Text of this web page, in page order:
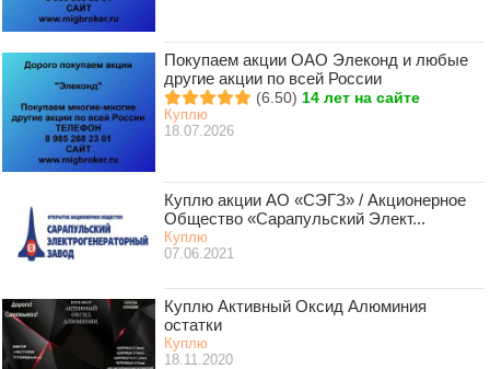
Покупаем акции ОАО Элеконд и любые
другие акции по всей России
(6.50) 14 лет на сайте
Куплю
18.07.2026
Куплю акции АО «СЭГЗ» / Акционерное
Общество «Сарапульский Элект...
Куплю
07.06.2021
Куплю Активный Оксид Алюминия
остатки
Куплю
18.11.2020